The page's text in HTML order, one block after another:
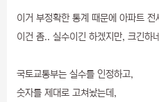
이거 부정확한 통계 때문에 아파트
이건 좀.. 실수이긴 하겠지만, 크긴하
국토교통부는 실수를 인정하고,
숫자를 제대로 고쳐놨는데,